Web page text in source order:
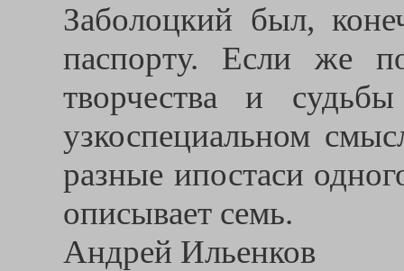
Заболоцкий был,
паспорту. Если же
творчества и
узкоспециальном
разные ипостаси
описывает семь.
Андрей Ильенков